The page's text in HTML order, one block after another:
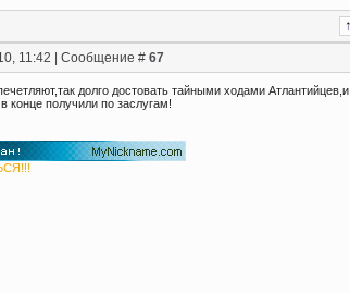
11:42 | Сообщение # 67
долго достовать тайными ходами Атлантийцев,и
конце получили по заслугам!